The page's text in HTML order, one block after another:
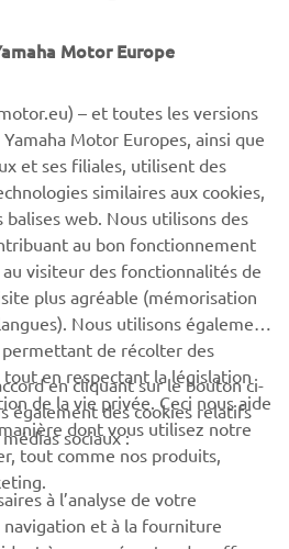
Motor Europe
– et toutes les versions
Motor Europes, ainsi que
et ses filiales, utilisent des
similaires aux cookies,
web. Nous utilisons des
au bon fonctionnement
visiteur des fonctionnalités de
plus agréable (mémorisation
Nous utilisons également
de récolter des
en respectant la législation
de la vie privée. Ceci nous aide
dont vous utilisez notre
tout comme nos produits,
en cliquant sur le bouton ci-
également des cookies relatifs
sociaux :
à l’analyse de votre
et à la fourniture